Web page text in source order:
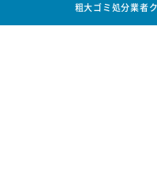
粗大ゴミ処分業者